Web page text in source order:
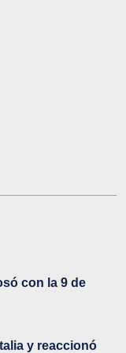
con la 9 de
y reaccionó